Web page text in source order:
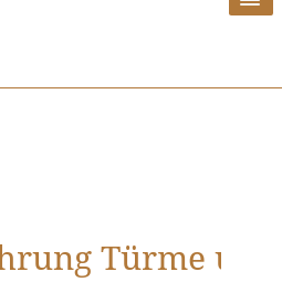
Türme und